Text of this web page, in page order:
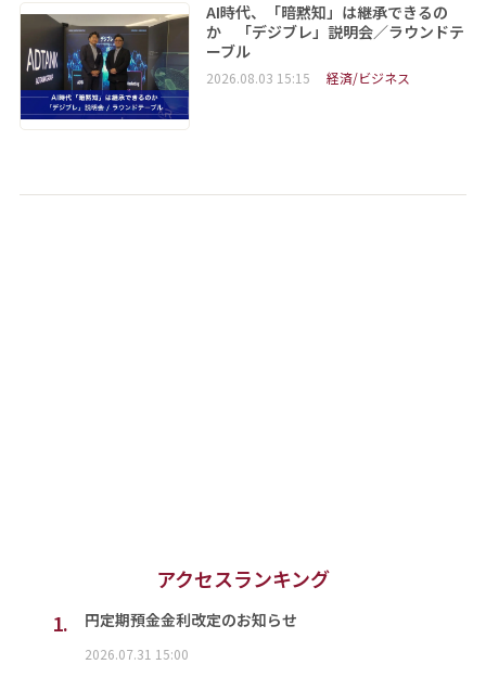
AI時代、「暗黙知」は継承できるの
か 「デジブレ」説明会／ラウンドテ
ーブル
2026.08.03 15:15 経済/ビジネス
アクセスランキング
1.
円定期預金金利改定のお知らせ
2026.07.31 15:00